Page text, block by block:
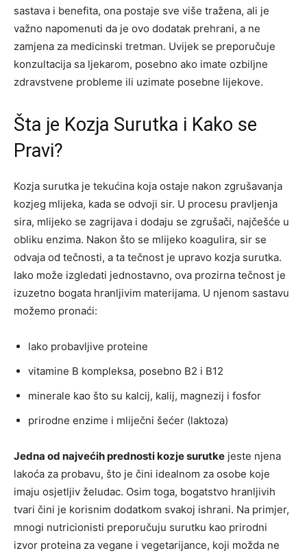
sastava i benefita, ona postaje sve više tražena, ali je
važno napomenuti da je ovo dodatak prehrani, a ne
zamjena za medicinski tretman. Uvijek se preporučuje
konzultacija sa ljekarom, posebno ako imate ozbiljne
zdravstvene probleme ili uzimate posebne lijekove.
Šta je Kozja Surutka i Kako se
Pravi?
Kozja surutka je tekućina koja ostaje nakon zgrušavanja
kozjeg mlijeka, kada se odvoji sir. U procesu pravljenja
sira, mlijeko se zagrijava i dodaju se zgrušači, najčešće u
obliku enzima. Nakon što se mlijeko koagulira, sir se
odvaja od tečnosti, a ta tečnost je upravo kozja surutka.
Iako može izgledati jednostavno, ova prozirna tečnost je
izuzetno bogata hranljivim materijama. U njenom sastavu
možemo pronaći:
lako probavljive proteine
vitamine B kompleksa, posebno B2 i B12
minerale kao što su kalcij, kalij, magnezij i fosfor
prirodne enzime i mliječni šećer (laktoza)
Jedna od najvećih prednosti kozje surutke jeste njena
lakoća za probavu, što je čini idealnom za osobe koje
imaju osjetljiv želudac. Osim toga, bogatstvo hranljivih
tvari čini je korisnim dodatkom svakoj ishrani. Na primjer,
mnogi nutricionisti preporučuju surutku kao prirodni
izvor proteina za vegane i vegetarijance, koji možda ne